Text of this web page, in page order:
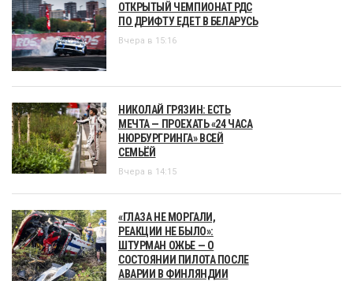
ОТКРЫТЫЙ ЧЕМПИОНАТ РДС
ПО ДРИФТУ ЕДЕТ В БЕЛАРУСЬ
Вчера в 15:16
НИКОЛАЙ ГРЯЗИН: ЕСТЬ
МЕЧТА — ПРОЕХАТЬ «24 ЧАСА
НЮРБУРГРИНГА» ВСЕЙ
СЕМЬЁЙ
Вчера в 14:15
«ГЛАЗА НЕ МОРГАЛИ,
РЕАКЦИИ НЕ БЫЛО»:
ШТУРМАН ОЖЬЕ — О
СОСТОЯНИИ ПИЛОТА ПОСЛЕ
АВАРИИ В ФИНЛЯНДИИ